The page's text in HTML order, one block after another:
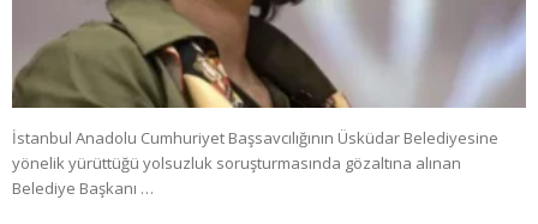
İstanbul Anadolu Cumhuriyet Başsavcılığının Üsküdar Belediyesine
yönelik yürüttüğü yolsuzluk soruşturmasında gözaltına alınan
Belediye Başkanı …